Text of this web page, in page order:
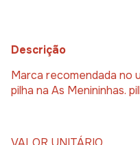
Descrição
Marca recomendada no
pilha na As Menininhas.